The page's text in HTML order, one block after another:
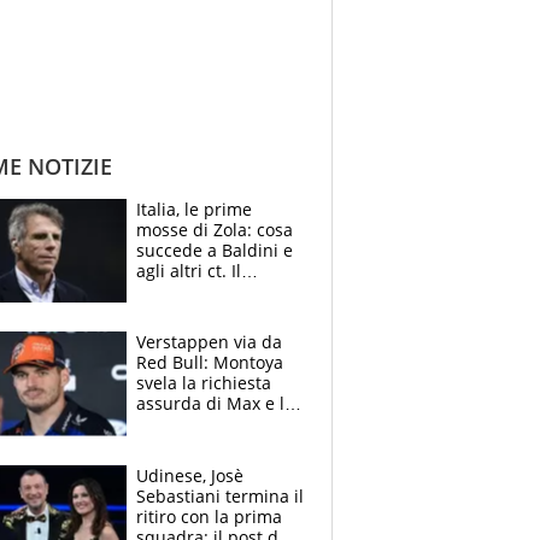
NOTIZIE
Italia, le prime
mosse di Zola: cosa
succede a Baldini e
agli altri ct. Il
azzurri
Verstappen via da
Red Bull: Montoya
svela la richiesta
assurda di Max e lo
McLaren siano
meglio?”
Udinese, Josè
Sebastiani termina il
ritiro con la prima